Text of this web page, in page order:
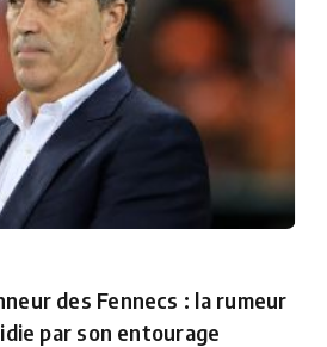
des Fennecs : la rumeur
par son entourage